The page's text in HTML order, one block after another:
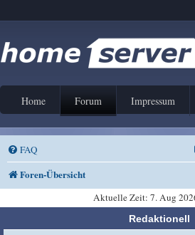
Home Forum Impressum
FAQ
Foren-Übersicht
Aktuelle Zeit: 7. Aug
Redaktionell